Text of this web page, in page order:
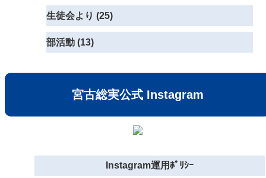
生徒会より (25)
部活動 (13)
宮古総実公式 Instagram
Instagram運用ﾎﾟﾘｼｰ